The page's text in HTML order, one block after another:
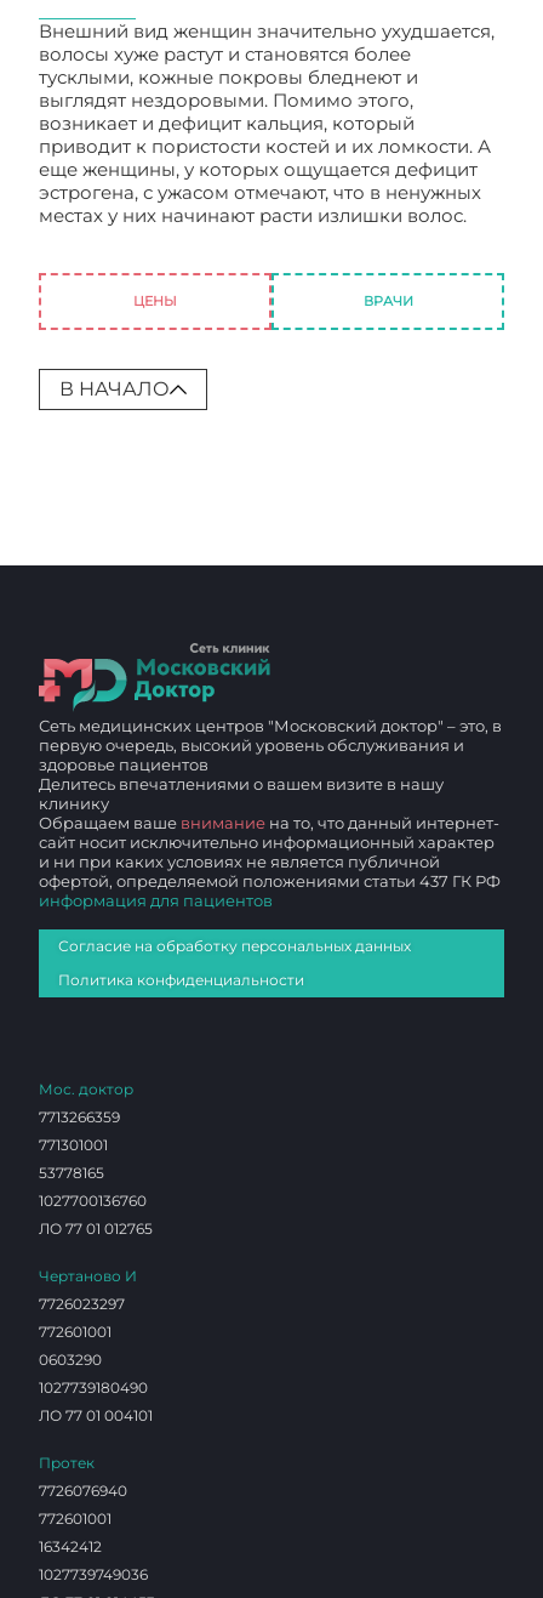
Внешний вид женщин значительно ухудшается,
волосы хуже растут и становятся более
тусклыми, кожные покровы бледнеют и
выглядят нездоровыми. Помимо этого,
возникает и дефицит кальция, который
приводит к пористости костей и их ломкости. А
еще женщины, у которых ощущается дефицит
эстрогена, с ужасом отмечают, что в ненужных
местах у них начинают расти излишки волос.
ЦЕНЫ ВРАЧИ
В НАЧАЛО
Сеть медицинских центров "Московский доктор" – это, в
первую очередь, высокий уровень обслуживания и
здоровье пациентов
Делитесь впечатлениями о вашем визите в нашу
клинику
Обращаем ваше внимание на то, что данный интернет-
сайт носит исключительно информационный характер
и ни при каких условиях не является публичной
офертой, определяемой положениями статьи 437 ГК РФ
информация для пациентов
Согласие на обработку персональных данных
Политика конфиденциальности
Мос. доктор
7713266359
771301001
53778165
1027700136760
ЛО 77 01 012765
Чертаново И
7726023297
772601001
0603290
1027739180490
ЛО 77 01 004101
Протек
7726076940
772601001
16342412
1027739749036